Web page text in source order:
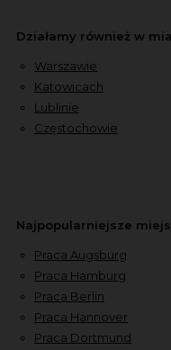
Działamy również w
Warszawie
Katowicach
Lublinie
Częstochowie
Najpopularniejsze
Praca Augsburg
Praca Hamburg
Praca Berlin
Praca Hannover
Praca Dortmund